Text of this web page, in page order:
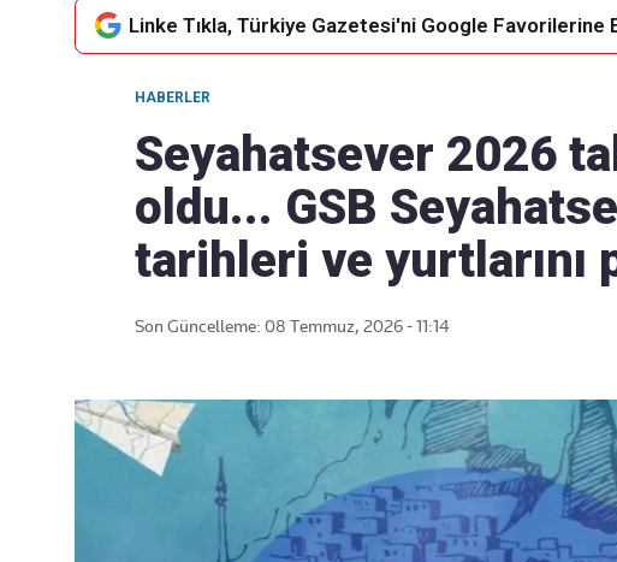
akışımıza ulaşın
Linke Tıkla, Türkiye Gazetesi'ni Google Favorilerine
HABERLER
Seyahatsever 2026
oldu... GSB
tarihleri ve yurtlarını
Son Güncelleme: 08 Temmuz, 2026 - 11:14